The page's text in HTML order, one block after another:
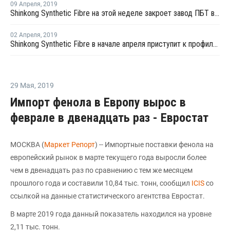
09 Апреля, 2019
Shinkong Synthetic Fibre на этой неделе закроет завод ПБТ в Тайване на плановую профилактику
02 Апреля, 2019
Shinkong Synthetic Fibre в начале апреля приступит к профилактике на заводе ПБТ в Тайване
29 Мая, 2019
Импорт фенола в Европу вырос в
феврале в двенадцать раз - Евростат
МОСКВА (Маркет Репорт) -- Импортные поставки фенола на
европейский рынок в марте текущего года выросли более
чем в двенадцать раз по сравнению с тем же месяцем
прошлого года и составили 10,84 тыс. тонн, сообщил ICISсо
ссылкой на данные статистического агентства Евростат.
В марте 2019 года данный показатель находился на уровне
2,11 тыс. тонн.